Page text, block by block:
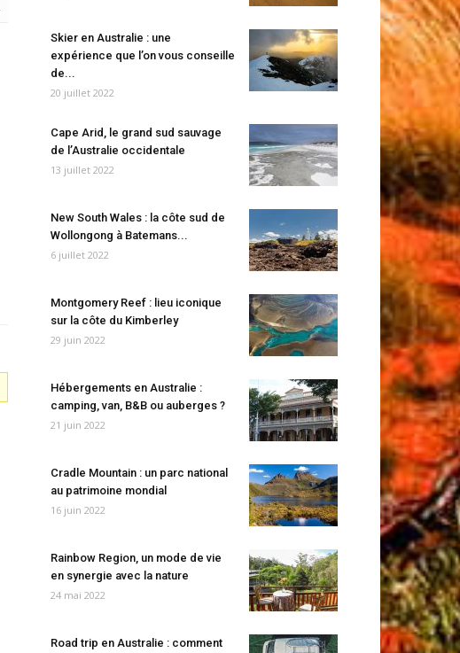
Skier en Australie : une
expérience que l’on vous conseille
de...
20 juillet 2022
Cape Arid, le grand sud sauvage
de l’Australie occidentale
13 juillet 2022
New South Wales : la côte sud de
Wollongong à Batemans...
6 juillet 2022
Montgomery Reef : lieu iconique
sur la côte du Kimberley
29 juin 2022
Hébergements en Australie :
camping, van, B&B ou auberges ?
21 juin 2022
Cradle Mountain : un parc national
au patrimoine mondial
16 juin 2022
Rainbow Region, un mode de vie
en synergie avec la nature
24 mai 2022
Road trip en Australie : comment